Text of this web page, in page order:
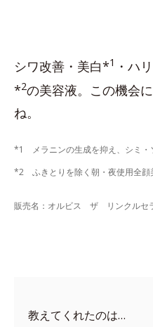
シワ改善・美白*1 ・ハ
*2の美容液。この機会
ね。
*1 メラニンの生成を抑え、シミ・
*2 ふきとりを除く朝・夜使用全顔
販売名：オルビス ザ リンクルセ
教えてくれたのは…